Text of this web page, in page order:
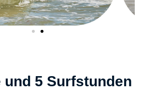
und 5 Surfstunden